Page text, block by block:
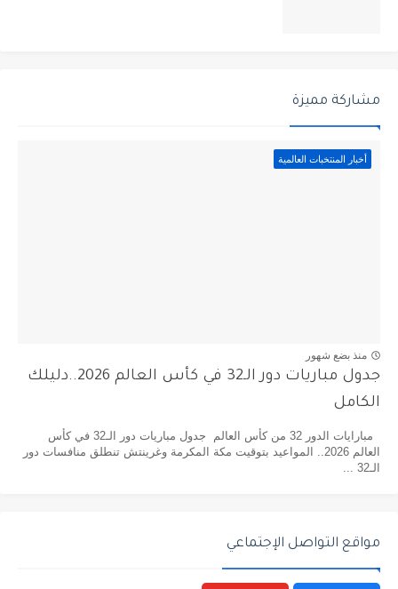
مشاركة مميزة
أخبار المنتخبات العالمية
منذ بضع شهور
جدول مباريات دور الـ32 في كأس العالم 2026..دليلك
الكامل
مبارايات الدور 32 من كأس العالم جدول مباريات دور الـ32 في كأس
العالم 2026.. المواعيد بتوقيت مكة المكرمة وغرينتش تنطلق منافسات دور
الـ32 ...
مواقع التواصل الإجتماعي